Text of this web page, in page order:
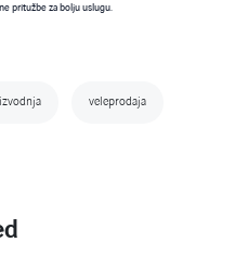
pritužbe za bolju uslugu.
veleprodaja